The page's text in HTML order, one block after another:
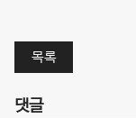
목록
댓글